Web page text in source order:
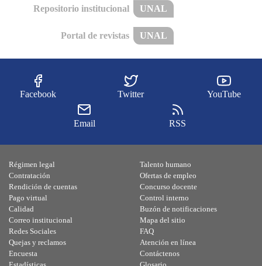
Repositorio institucional UNAL
Portal de revistas UNAL
Facebook Twitter YouTube
Email RSS
Régimen legal
Contratación
Rendición de cuentas
Pago virtual
Calidad
Talento humano
Ofertas de empleo
Concurso docente
Control interno
Buzón de notificaciones
Correo institucional
Redes Sociales
Quejas y reclamos
Encuesta
Mapa del sitio
FAQ
Atención en línea
Contáctenos